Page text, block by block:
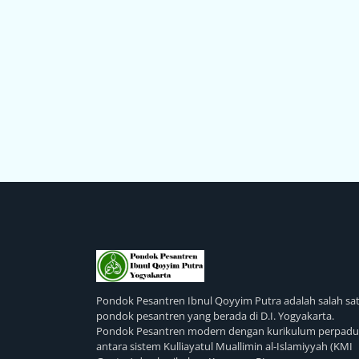
Pondok Pesantren Ibnul Qoyyim Putra adalah salah
pondok pesantren yang berada di D.I. Yogyakarta.
Pondok Pesantren modern dengan kurikulum
antara sistem Kulliayatul Muallimin al-Islamiyyah (KMI